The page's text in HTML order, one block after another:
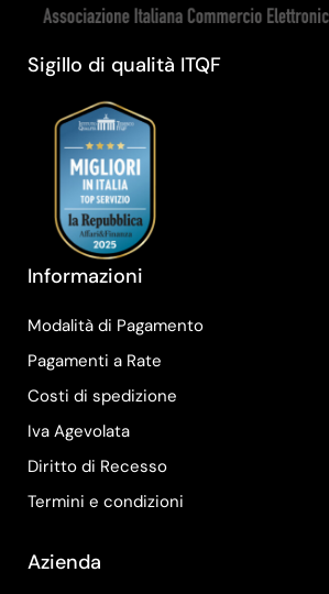
Sigillo di qualità ITQF
Informazioni
Modalità di Pagamento
Pagamenti a Rate
Costi di spedizione
Iva Agevolata
Diritto di Recesso
Termini e condizioni
Azienda